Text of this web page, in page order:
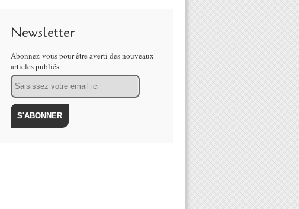
Newsletter
Abonnez-vous pour être averti des nouveaux
articles publiés.
Email